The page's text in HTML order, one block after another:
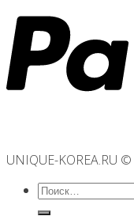
UNIQUE-KOREA.RU ©
Искать: